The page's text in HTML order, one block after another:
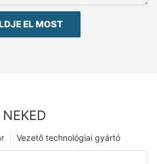
EL MOST
Vezető technológiai gyártó